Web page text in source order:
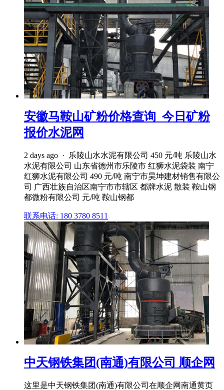
安徽马鞍山矿粉价格查询_今日矿粉
报价水泥网
2 days ago · 乐陵山水水泥有限公司 450 元/吨 乐陵山水
水泥有限公司 山东省德州市乐陵市 红狮水泥袋装 南宁
红狮水泥有限公司 490 元/吨 南宁市昊坤建材销售有限公
司 广西壮族自治区南宁市市辖区 都牌水泥 散装 鞍山钢
都微粉有限公司 元/吨 鞍山钢都
联系电话: 180 3780 8511
中天钢铁集团(南通)有限公司 顺企网
这里是中天钢铁集团(南通)有限公司在顺企网南通黄页